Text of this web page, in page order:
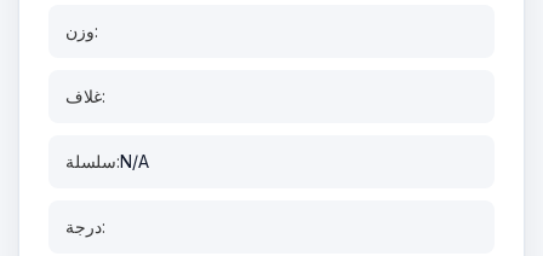
وزن:
غلاف:
سلسلة:N/A
درجة: